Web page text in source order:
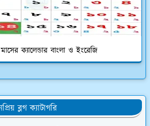
ক্যালেন্ডার বাংলা ও ইংরেজি
ব্লগ ক্যাটাগরি